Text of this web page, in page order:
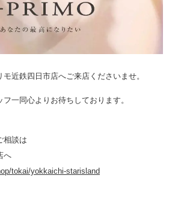
近鉄四日市店へご来店くださいませ。
一同心よりお待ちしております。
相談は
へ
tokai/yokkaichi-starisland